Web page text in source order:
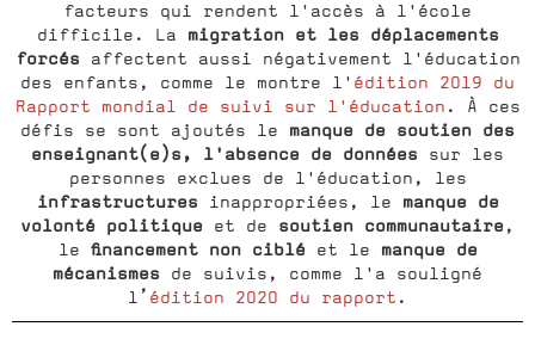
facteurs qui rendent l'accès à l'école
difficile. La migration et les déplacements
forcés
affectent aussi négativement l'éducation
des enfants, comme le montre l' édition 2019 du
Rapport mondial de suivi sur l'éducation . À ces
défis se sont ajoutés le manque de soutien des
enseignant(e)s, l'absence de données sur les
personnes exclues de l'éducation, les
infrastructuresinappropriées, le manque de
volonté politique et de soutien communautaire,
le financement non cibléet le manque de
mécanismes de suivis, comme l'a souligné
l’ édition 2020 du rapport .